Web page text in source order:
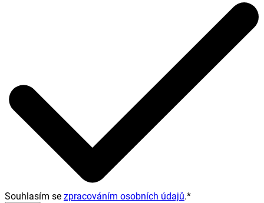
Souhlasím se zpracováním osobních údajů.*